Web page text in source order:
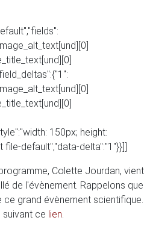
150px; height:
file-default","data-delta":"1"}}]]
Colette Jourdan, vient
de l'évènement. Rappelons que
ce grand évènement scientifique.
ce lien.